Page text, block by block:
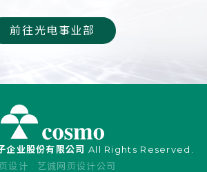
前往光电事业部
企业股份有限公司 All Rights Reserved.
设计 : 艺诚网页设计公司